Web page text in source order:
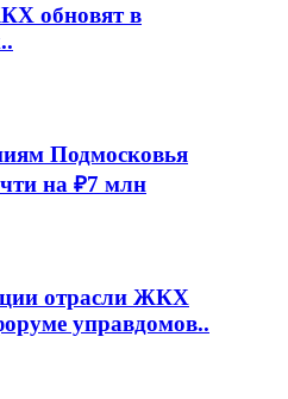
обновят в
Подмосковья
на ₽7 млн
отрасли ЖКХ
управдомов..